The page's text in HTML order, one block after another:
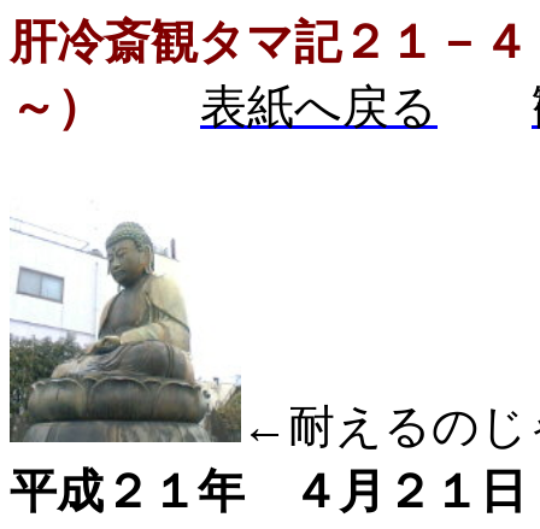
肝冷斎観タマ記２１－
～）
表紙へ戻る
←耐えるのじ
平成２１年 ４月２１日